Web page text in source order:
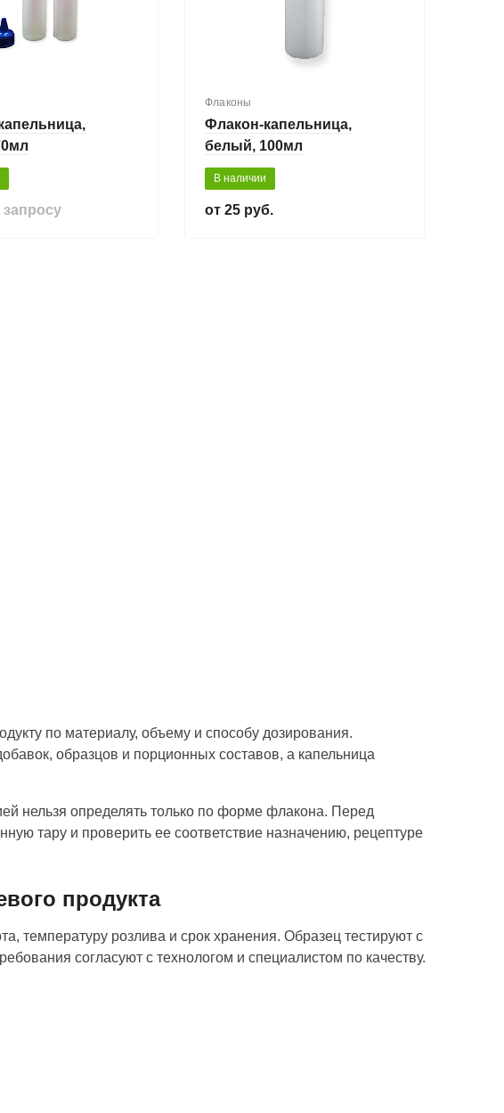
Флаконы
Флакон-капельница,
белый, 100мл
В наличии
25 руб.
по материалу, объему и способу дозирования.
образцов и порционных составов, а капельница
нельзя определять только по форме флакона. Перед
тару и проверить ее соответствие назначению, рецептуре
продукта
температуру розлива и срок хранения. Образец тестируют с
согласуют с технологом и специалистом по качеству.